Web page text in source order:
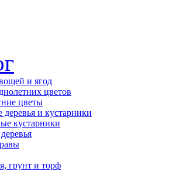
и ягод
цветов
цветы
и кустарники
кустарники
грунт и торф